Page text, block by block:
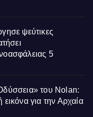
ψεύτικες
5
του Nolan:
για την Αρχαία